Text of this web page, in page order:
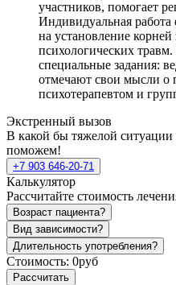
участников, помогает
Индивидуальная работа
на установление
психологических
специальные задания:
отмечают свои мысли о
психотерапевтом и
Экстренный вызов
В какой бы тяжелой
поможем!
+7 903 646-20-71
Калькулятор
Рассчитайте стоимость
Возраст пациента?
Вид зависимости?
Длительность употребления?
Стоимость: 0руб
Рассчитать